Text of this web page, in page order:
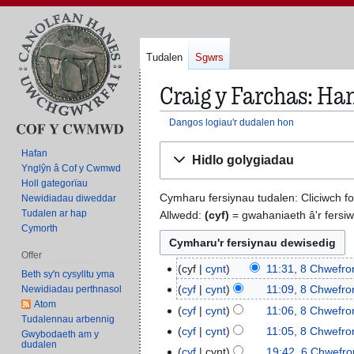
Craig y Farchas:
Dangos logiau'r dudalen hon
llywio
chwilio
Hidlo golygiadau
Cymharu fersiynau tudalen: Cliciwch
Allwedd: (cyf) = gwahaniaeth â'r
cyf cynt 11:31, 8
D
i
m
c
cyf cynt 11:09, 8
D
m
cyf cynt 11:06, 8
Dcyf cynt 11:05, 8
D
Tudalen Sgwrs
Hafan
Ynglŷn â Cof y Cwmwd
Holl gategorïau
Newidiadau diweddar
Tudalen ar hap
Cymorth
Offer
Beth sy'n cysylltu yma
Newidiadau perthnasol
Atom
Tudalennau arbennig
Gwybodaeth am y
dudalen